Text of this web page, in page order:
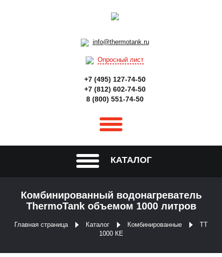
info@thermotank.ru
Опросный лист
+7 (495) 127-74-50
+7 (812) 602-74-50
8 (800) 551-74-50
КАТАЛОГ
Комбинированный водонагреватель
ThermoTank объемом 1000 литров
Главная страница Каталог Комбинированные
ТТ
1000 КЕ